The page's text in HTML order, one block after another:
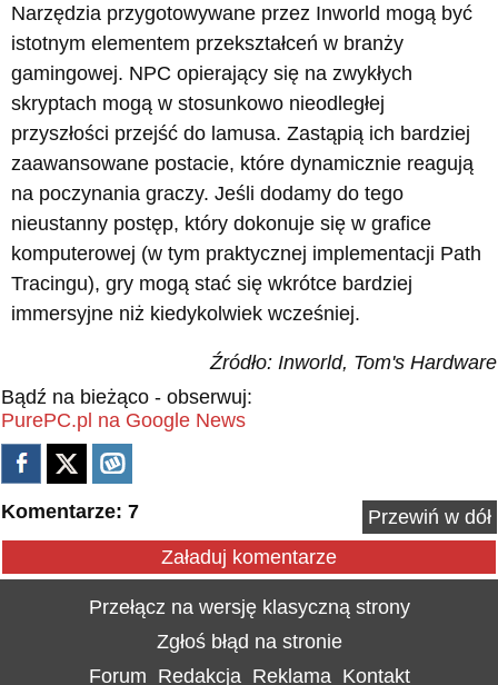
Narzędzia przygotowywane przez Inworld mogą być
istotnym elementem przekształceń w branży
gamingowej. NPC opierający się na zwykłych
skryptach mogą w stosunkowo nieodległej
przyszłości przejść do lamusa. Zastąpią ich bardziej
zaawansowane postacie, które dynamicznie reagują
na poczynania graczy. Jeśli dodamy do tego
nieustanny postęp, który dokonuje się w grafice
komputerowej (w tym praktycznej implementacji Path
Tracingu), gry mogą stać się wkrótce bardziej
immersyjne niż kiedykolwiek wcześniej.
Źródło: Inworld, Tom's Hardware
Bądź na bieżąco - obserwuj:
PurePC.pl na Google News
Komentarze: 7
Przewiń w dół
Załaduj komentarze
Przełącz na wersję klasyczną strony
Zgłoś błąd na stronie
Forum Redakcja Reklama Kontakt